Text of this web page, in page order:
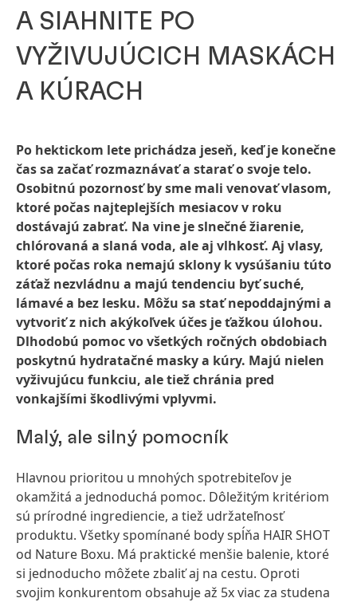
A SIAHNITE PO
VYŽIVUJÚCICH MASKÁCH
A KÚRACH
Po hektickom lete prichádza jeseň, keď je konečne
čas sa začať rozmaznávať a starať o svoje telo.
Osobitnú pozornosť by sme mali venovať vlasom,
ktoré počas najteplejších mesiacov v roku
dostávajú zabrať. Na vine je slnečné žiarenie,
chlórovaná a slaná voda, ale aj vlhkosť. Aj vlasy,
ktoré počas roka nemajú sklony k vysúšaniu túto
záťaž nezvládnu a majú tendenciu byť suché,
lámavé a bez lesku. Môžu sa stať nepoddajnými a
vytvoriť z nich akýkoľvek účes je ťažkou úlohou.
Dlhodobú pomoc vo všetkých ročných obdobiach
poskytnú hydratačné masky a kúry. Majú nielen
vyživujúcu funkciu, ale tiež chránia pred
vonkajšími škodlivými vplyvmi.
Malý, ale silný pomocník
Hlavnou prioritou u mnohých spotrebiteľov je
okamžitá a jednoduchá pomoc. Dôležitým kritériom
sú prírodné ingrediencie, a tiež udržateľnosť
produktu. Všetky spomínané body spĺňa HAIR SHOT
od Nature Boxu. Má praktické menšie balenie, ktoré
si jednoducho môžete zbaliť aj na cestu. Oproti
svojim konkurentom obsahuje až 5x viac za studena